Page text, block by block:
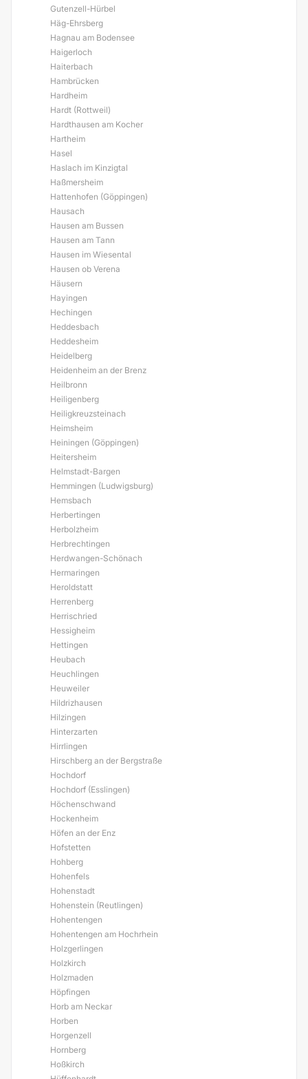
Gutenzell-Hürbel
Häg-Ehrsberg
Hagnau am Bodensee
Haigerloch
Haiterbach
Hambrücken
Hardheim
Hardt (Rottweil)
Hardthausen am Kocher
Hartheim
Hasel
Haslach im Kinzigtal
Haßmersheim
Hattenhofen (Göppingen)
Hausach
Hausen am Bussen
Hausen am Tann
Hausen im Wiesental
Hausen ob Verena
Häusern
Hayingen
Hechingen
Heddesbach
Heddesheim
Heidelberg
Heidenheim an der Brenz
Heilbronn
Heiligenberg
Heiligkreuzsteinach
Heimsheim
Heiningen (Göppingen)
Heitersheim
Helmstadt-Bargen
Hemmingen (Ludwigsburg)
Hemsbach
Herbertingen
Herbolzheim
Herbrechtingen
Herdwangen-Schönach
Hermaringen
Heroldstatt
Herrenberg
Herrischried
Hessigheim
Hettingen
Heubach
Heuchlingen
Heuweiler
Hildrizhausen
Hilzingen
Hinterzarten
Hirrlingen
Hirschberg an der Bergstraße
Hochdorf
Hochdorf (Esslingen)
Höchenschwand
Hockenheim
Höfen an der Enz
Hofstetten
Hohberg
Hohenfels
Hohenstadt
Hohenstein (Reutlingen)
Hohentengen
Hohentengen am Hochrhein
Holzgerlingen
Holzkirch
Holzmaden
Höpfingen
Horb am Neckar
Horben
Horgenzell
Hornberg
Hoßkirch